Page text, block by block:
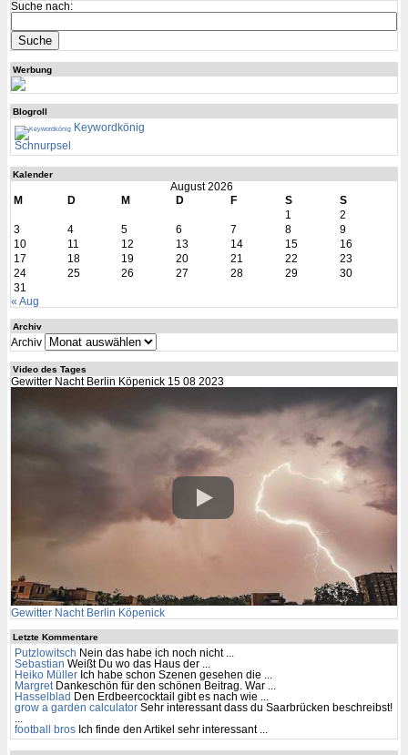
Suche nach:
Werbung
Blogroll
Keywordkönig
Schnurpsel
Kalender
August 2026
M
D M D F S
S
1
2
3
4 5 6 7 8
9
10
11 12 13 14 15
16
17
18 19 20 21 22
23
24
25 26 27 28 29
30
31
« Aug
Archiv
Archiv
Video des Tages
Gewitter Nacht Berlin Köpenick 15 08 2023
Gewitter Nacht Berlin Köpenick
Letzte Kommentare
Putzlowitsch Nein das habe ich noch nicht ...
Sebastian Weißt Du wo das Haus der ...
Heiko Müller Ich habe schon Szenen gesehen die ...
Margret
Dankeschön für den schönen Beitrag. War ...
Hasselblad
Den Erdbeercocktail gibt es nach wie ...
grow a garden calculator Sehr interessant dass du Saarbrücken beschreibst!
football bros Ich finde den Artikel sehr interessant ...